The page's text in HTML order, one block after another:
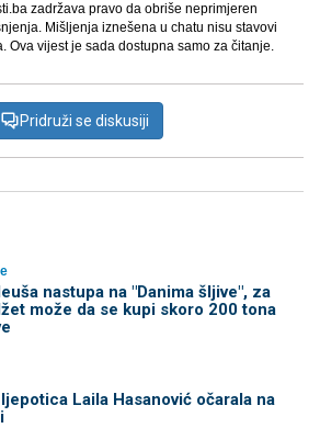
zadržava pravo da obriše neprimjeren
Mišljenja iznešena u chatu nisu stavovi
Ova vijest je sada dostupna samo za čitanje.
Pridruži se diskusiji
nastupa na "Danima šljive", za
može da se kupi skoro 200 tona
Laila Hasanović očarala na